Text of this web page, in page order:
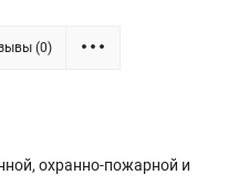
(0)
охранно-пожарной и